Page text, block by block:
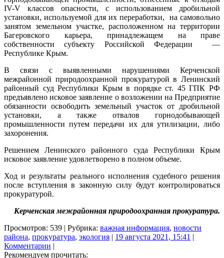
IV-V классов опасности, с использованием дробильной
установки, используемой для их переработки, на самовольно
занятом земельном участке, расположенном на территории
Багеровского карьера, принадлежащем на праве
собственности субъекту Российской Федерации —
Республике Крым.
В связи с выявленными нарушениями Керченской
межрайонной природоохранной прокуратурой в Ленинский
районный суд Республики Крым в порядке ст. 45 ГПК РФ
предъявлено исковое заявление о возложении на Предприятие
обязанности освободить земельный участок от дробильной
установки, а также отвалов горнодобывающей
промышленности путем передачи их для утилизации, либо
захоронения.
Решением Ленинского районного суда Республики Крым
исковое заявление удовлетворено в полном объеме.
Ход и результаты реального исполнения судебного решения
после вступления в законную силу будут контролироваться
прокуратурой.
Керченская межрайонная природоохранная прокуратура.
Просмотров: 539 | Рубрика: важная информация, новости
района, прокуратура, экология | 19 августа 2021, 15:41 |
Комментарии |
Рекомендуем прочитать: